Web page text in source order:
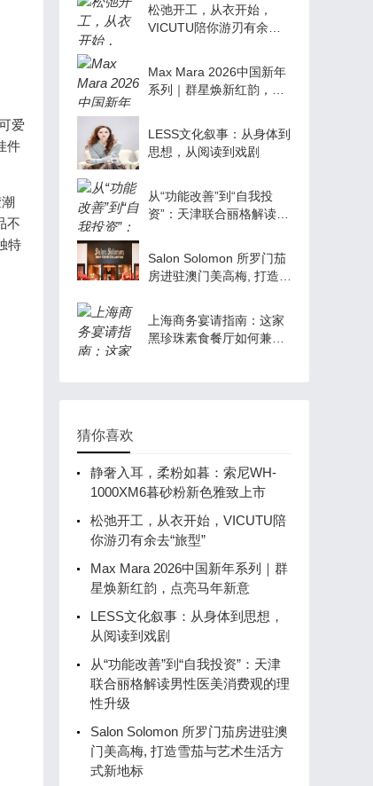
爱
件
不
特
松弛开工，从衣开始，
VICUTU陪你游刃有余
Max Mara 2026中国新年
系列｜群星焕新红韵，点
LESS文化叙事：从身体到
思想，从阅读到戏剧
从“功能改善”到“自我投
资”：天津联合丽格解读男
Salon Solomon 所罗门茄
房进驻澳门美高梅, 打造雪
上海商务宴请指南：这家
黑珍珠素食餐厅如何兼得
猜你喜欢
静奢入耳，柔粉如暮：索尼WH-
1000XM6暮砂粉新色雅致上市
松弛开工，从衣开始，VICUTU陪
你游刃有余去“旅型”
Max Mara 2026中国新年系列｜群
星焕新红韵，点亮马年新意
LESS文化叙事：从身体到思想，
从阅读到戏剧
从“功能改善”到“自我投资”：天津
联合丽格解读男性医美消费观的理
性升级
Salon Solomon 所罗门茄房进驻澳
门美高梅, 打造雪茄与艺术生活方
式新地标